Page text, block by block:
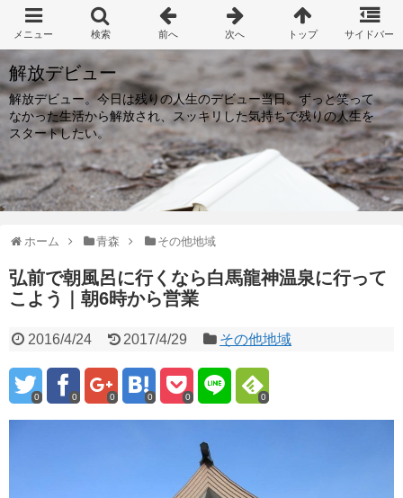
解放デビュー
解放デビュー。今日は残りの人生のデビュー当日。ずっと笑って
なかった生活から解放され、スッキリした気持ちで残りの人生を
スタートしたい。
ホーム 青森 その他地域
弘前で朝風呂に行くなら白馬龍神温泉に行って
こよう｜朝6時から営業
2016/4/24 2017/4/29 その他地域
0 0 0 0 0 0